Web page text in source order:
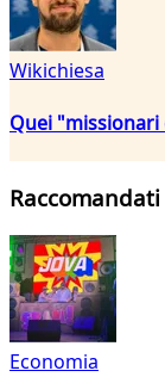
Wikichiesa
Quei
Economia